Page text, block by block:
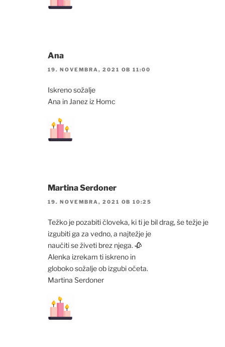
Ana
19. NOVEMBRA, 2021 OB 11:00
Iskreno sožalje
Ana in Janez iz Homc
Martina Serdoner
19. NOVEMBRA, 2021 OB 10:25
Težko je pozabiti človeka, ki ti je bil drag, še težje je
izgubiti ga za vedno, a najtežje je
naučiti se živeti brez njega. 🥀
Alenka izrekam ti iskreno in
globoko sožalje ob izgubi očeta.
Martina Serdoner